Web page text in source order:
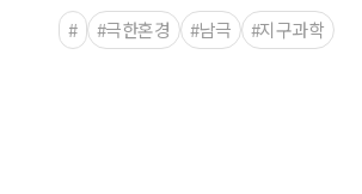
# #극한혼경 #남극 #지구과학